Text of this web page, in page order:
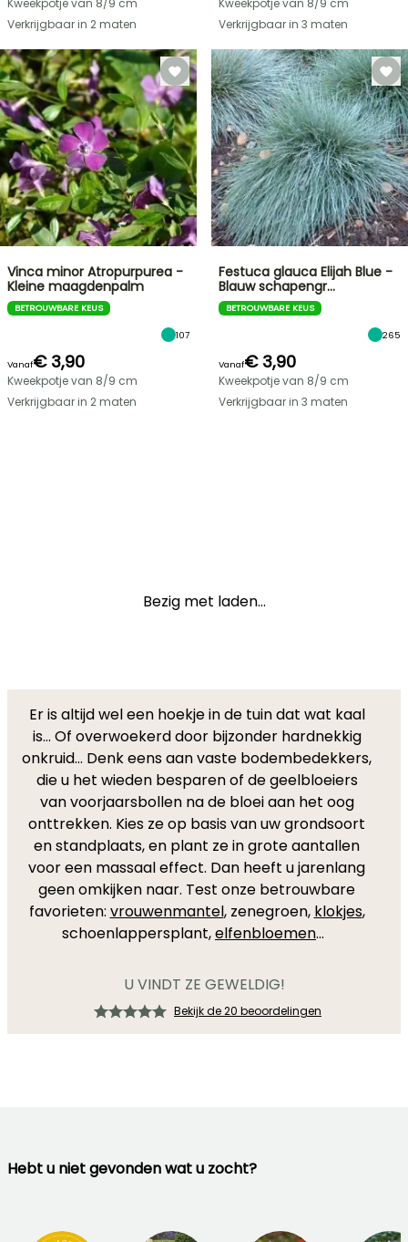
Kweekpotje van 8/9 cm
Verkrijgbaar in 2 maten
Kweekpotje van 8/9 cm
Verkrijgbaar in 3 maten
Vinca minor Atropurpurea -
Kleine maagdenpalm
BETROUWBARE KEUS
107
Vanaf€ 3,90
Kweekpotje van 8/9 cm
Verkrijgbaar in 2 maten
Festuca glauca Elijah Blue -
Blauw schapengr…
BETROUWBARE KEUS
265
Vanaf€ 3,90
Kweekpotje van 8/9 cm
Verkrijgbaar in 3 maten
Bezig met laden...
Er is altijd wel een hoekje in de tuin dat wat kaal
is... Of overwoekerd door bijzonder hardnekkig
onkruid... Denk eens aan vaste bodembedekkers,
die u het wieden besparen of de geelbloeiers
van voorjaarsbollen na de bloei aan het oog
onttrekken. Kies ze op basis van uw grondsoort
en standplaats, en plant ze in grote aantallen
voor een massaal effect. Dan heeft u jarenlang
geen omkijken naar. Test onze betrouwbare
favorieten: vrouwenmantel, zenegroen, klokjes,
schoenlappersplant,elfenbloemen...
U VINDT ZE GEWELDIG!
Bekijk de 20 beoordelingen
Hebt u niet gevonden wat u zocht?